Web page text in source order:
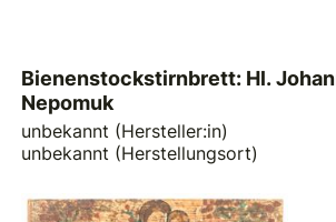
Bienenstockstirnbrett: Hl.
Nepomuk
unbekannt (Hersteller:in)
unbekannt (Herstellungsort)